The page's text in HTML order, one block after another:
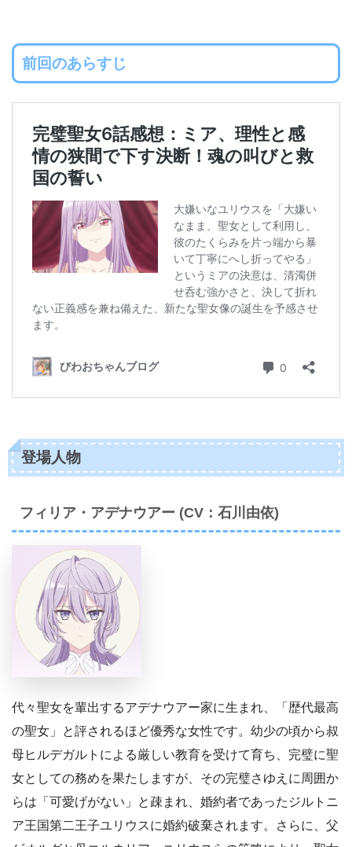
前回のあらすじ
登場人物
フィリア・アデナウアー (CV：石川由依)
代々聖女を輩出するアデナウアー家に生まれ、「歴代最高
の聖女」と評されるほど優秀な女性です。幼少の頃から叔
母ヒルデガルトによる厳しい教育を受けて育ち、完璧に聖
女としての務めを果たしますが、その完璧さゆえに周囲か
らは「可愛げがない」と疎まれ、婚約者であったジルトニ
ア王国第二王子ユリウスに婚約破棄されます。さらに、父